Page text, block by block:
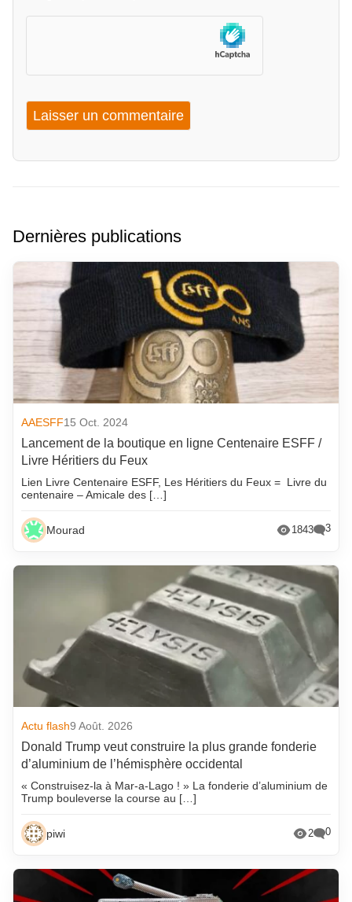
Dernières publications
AAESFF15 Oct. 2024
Lancement de la boutique en ligne Centenaire ESFF /
Livre Héritiers du Feux
Lien Livre Centenaire ESFF, Les Héritiers du Feux = Livre du
centenaire – Amicale des […]
Mourad 1843 3
Actu flash9 Août. 2026
Donald Trump veut construire la plus grande fonderie
d’aluminium de l’hémisphère occidental
« Construisez-la à Mar-a-Lago ! » La fonderie d’aluminium de
Trump bouleverse la course au […]
piwi 2 0